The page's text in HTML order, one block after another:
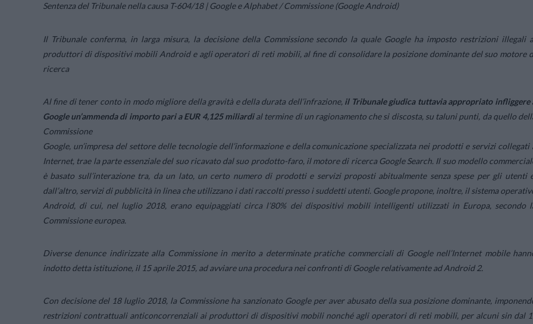
Sentenza del Tribunale nella causa T-604/18 | Google e Alphabet / Commissione (Google Android)
Il Tribunale conferma, in larga misura, la decisione della Commissione secondo la quale Google ha imposto restrizioni illegali
produttori di dispositivi mobili Android e agli operatori di reti mobili, al fine di consolidare la posizione dominante del suo motore
ricerca
Al fine di tener conto in modo migliore della gravità e della durata dell’infrazione, il Tribunale giudica tuttavia appropriato infliggere
Google un’ammenda di importo pari a EUR 4,125 miliardial termine di un ragionamento che si discosta, su taluni punti, da quello
Commissione
Google, un’impresa del settore delle tecnologie dell’informazione e della comunicazione specializzata nei prodotti e servizi collegati
Internet, trae la parte essenziale del suo ricavato dal suo prodotto-faro, il motore di ricerca Google Search. Il suo modello
è basato sull’interazione tra, da un lato, un certo numero di prodotti e servizi proposti abitualmente senza spese per gli utenti
dall’altro, servizi di pubblicità in linea che utilizzano i dati raccolti presso i suddetti utenti. Google propone, inoltre, il sistema
Android, di cui, nel luglio 2018, erano equipaggiati circa l’80% dei dispositivi mobili intelligenti utilizzati in Europa, secondo
Commissione europea.
Diverse denunce indirizzate alla Commissione in merito a determinate pratiche commerciali di Google nell’Internet mobile
indotto detta istituzione, il 15 aprile 2015, ad avviare una procedura nei confronti di Google relativamente ad Android 2.
Con decisione del 18 luglio 2018, la Commissione ha sanzionato Google per aver abusato della sua posizione dominante,
restrizioni contrattuali anticoncorrenziali ai produttori di dispositivi mobili nonché agli operatori di reti mobili, per alcuni sin dal